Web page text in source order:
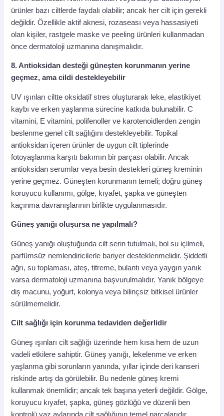
ürünler bazı ciltlerde faydalı olabilir; ancak her cilt için gerekli
değildir. Özellikle aktif aknesi, rozaseası veya hassasiyeti
olan kişiler, rastgele maske ve peeling ürünleri kullanmadan
önce dermatoloji uzmanına danışmalıdır.
8. Antioksidan desteği güneşten korunmanın yerine
geçmez, ama cildi destekleyebilir
UV ışınları ciltte oksidatif stres oluşturarak leke, elastikiyet
kaybı ve erken yaşlanma sürecine katkıda bulunabilir. C
vitamini, E vitamini, polifenoller ve karotenoidlerden zengin
beslenme genel cilt sağlığını destekleyebilir. Topikal
antioksidan içeren ürünler de uygun cilt tiplerinde
fotoyaşlanma karşıtı bakımın bir parçası olabilir. Ancak
antioksidan serumlar veya besin destekleri güneş kreminin
yerine geçmez. Güneşten korunmanın temeli; doğru güneş
koruyucu kullanımı, gölge, kıyafet, şapka ve güneşten
kaçınma davranışlarının birlikte uygulanmasıdır.
Güneş yanığı oluşursa ne yapılmalı?
Güneş yanığı oluştuğunda cilt serin tutulmalı, bol su içilmeli,
parfümsüz nemlendiricilerle bariyer desteklenmelidir. Şiddetli
ağrı, su toplaması, ateş, titreme, bulantı veya yaygın yanık
varsa dermatoloji uzmanına başvurulmalıdır. Yanık bölgeye
diş macunu, yoğurt, kolonya veya bilinçsiz bitkisel ürünler
sürülmemelidir.
Cilt sağlığı için korunma tedaviden değerlidir
Güneş ışınları cilt sağlığı üzerinde hem kısa hem de uzun
vadeli etkilere sahiptir. Güneş yanığı, lekelenme ve erken
yaşlanma gibi sorunların yanında, yıllar içinde deri kanseri
riskinde artış da görülebilir. Bu nedenle güneş kremi
kullanmak önemlidir; ancak tek başına yeterli değildir. Gölge,
koruyucu kıyafet, şapka, güneş gözlüğü ve düzenli ben